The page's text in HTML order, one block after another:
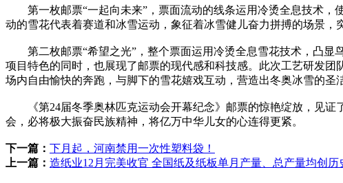
第一枚邮票“一起向未来”，票面流动的线条运用冷烫全息技术，
动的雪花代表着赛道和冰雪运动，象征着冰雪健儿奋力拼搏的场景，
第二枚邮票“希望之光”，整个票面运用冷烫全息雪花技术，凸显
项目特色的同时，也展现了邮票的现代感和科技感。此次工艺研发
场内自由愉快的奔跑，与脚下的雪花嬉戏互动，营造出冬奥冰雪的圣
《第24届冬季奥林匹克运动会开幕纪念》邮票的惊艳绽放，见证
会，必将极大振奋民族精神，将亿万中华儿女的心连得更紧。
下一篇： 下月起，河南禁用一次性塑料袋！
上一篇： 造纸业12月完美收官 全国纸及纸板单月产量、总产量均创历